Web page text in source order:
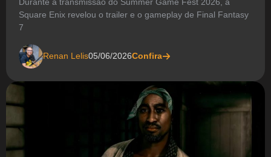
Square Enix revelou o trailer e o gameplay de Final Fantasy
7
Renan Lelis05/06/2026Confira